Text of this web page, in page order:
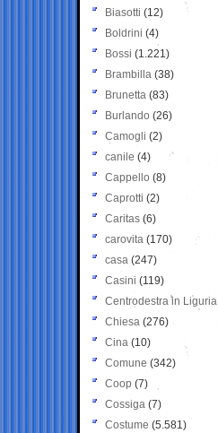
Biasotti (12)
Boldrini (4)
Bossi (1.221)
Brambilla (38)
Brunetta (83)
Burlando (26)
Camogli (2)
canile (4)
Cappello (8)
Caprotti (2)
Caritas (6)
carovita (170)
casa (247)
Casini (119)
Centrodestra in Liguria
Chiesa (276)
Cina (10)
Comune (342)
Coop (7)
Cossiga (7)
Costume (5.581)